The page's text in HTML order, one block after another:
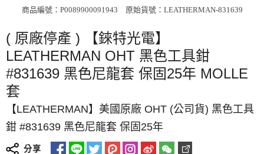
商品編號：P0089900091943 原始貨號：LEATHERMAN-831639
( 原廠停產 ) 【錸特光電】
LEATHERMAN OHT 黑色工具鉗
#831639 黑色尼龍套 保固25年 MOLLE
套
【LEATHERMAN】美國原廠 OHT (公司貨) 黑色工具
鉗 #831639 黑色尼龍套 保固25年
分享